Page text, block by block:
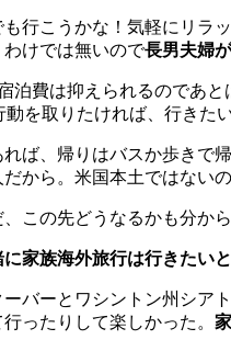
行こうかな！気軽にリラ
けでは無いので長男夫婦
泊費は抑えられるのであ
を取りたければ、行きた
ば、帰りはバスか歩きで
から。米国本土ではない
この先どうなるかも分から
家族海外旅行は行きたい
バーとワシントン州シア
ったりして楽しかった。